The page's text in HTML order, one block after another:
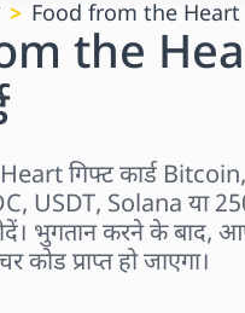
Food from the Heart
the
गिफ्ट कार्ड Bitcoin,
USDT, Solana या
भुगतान करने के बाद,
कोड प्राप्त हो जाएगा।